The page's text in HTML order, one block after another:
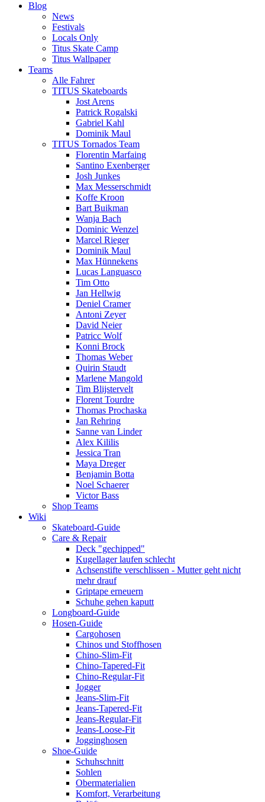
Blog
News
Festivals
Locals Only
Titus Skate Camp
Titus Wallpaper
Teams
Alle Fahrer
TITUS Skateboards
Jost Arens
Patrick Rogalski
Gabriel Kahl
Dominik Maul
TITUS Tornados Team
Florentin Marfaing
Santino Exenberger
Josh Junkes
Max Messerschmidt
Koffe Kroon
Bart Buikman
Wanja Bach
Dominic Wenzel
Marcel Rieger
Dominik Maul
Max Hünnekens
Lucas Languasco
Tim Otto
Jan Hellwig
Deniel Cramer
Antoni Zeyer
David Neier
Patricc Wolf
Konni Brock
Thomas Weber
Quirin Staudt
Marlene Mangold
Tim Blijstervelt
Florent Tourdre
Thomas Prochaska
Jan Rehring
Sanne van Linder
Alex Kililis
Jessica Tran
Maya Dreger
Benjamin Botta
Noel Schaerer
Victor Bass
Shop Teams
Wiki
Skateboard-Guide
Care & Repair
Deck "gechipped"
Kugellager laufen schlecht
Achsenstifte verschlissen - Mutter geht nicht
mehr drauf
Griptape erneuern
Schuhe gehen kaputt
Longboard-Guide
Hosen-Guide
Cargohosen
Chinos und Stoffhosen
Chino-Slim-Fit
Chino-Tapered-Fit
Chino-Regular-Fit
Jogger
Jeans-Slim-Fit
Jeans-Tapered-Fit
Jeans-Regular-Fit
Jeans-Loose-Fit
Jogginghosen
Shoe-Guide
Schuhschnitt
Sohlen
Obermaterialien
Komfort, Verarbeitung